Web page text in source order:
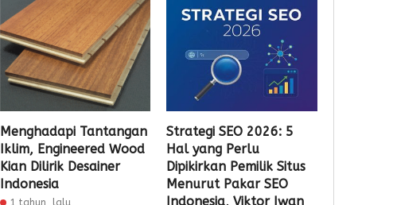
Menghadapi Tantangan
Iklim, Engineered Wood
Kian Dilirik Desainer
Indonesia
1 tahun lalu
Strategi SEO 2026: 5
Hal yang Perlu
Dipikirkan Pemilik Situs
Menurut Pakar SEO
Indonesia, Viktor Iwan